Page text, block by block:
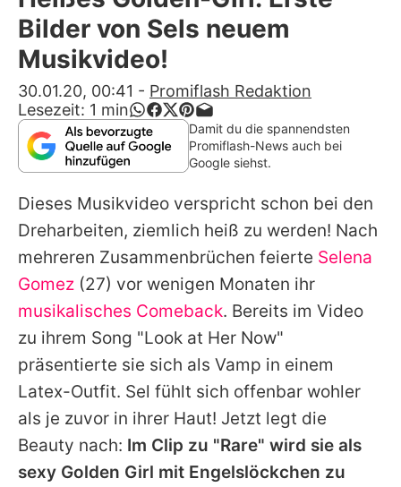
Alle Themen auf Promiflash
App runterladen
Team
Redaktionelle Richtlinien
Impressum
Datenschutzerklärung
Nutzungsbedingungen
Utiq verwalten
Bilder von Sels neuem
Musikvideo!
30.01.20, 00:41 - Promiflash Redaktion
Lesezeit: 1 min
Damit du die spannendsten
Promiflash-News auch bei
Google siehst.
Dieses Musikvideo verspricht schon bei den
Dreharbeiten, ziemlich heiß zu werden! Nach
mehreren Zusammenbrüchen feierte Selena
Gomez (27) vor wenigen Monaten ihr
musikalisches Comeback. Bereits im Video
zu ihrem Song "Look at Her Now"
präsentierte sie sich als Vamp in einem
Latex-Outfit. Sel fühlt sich offenbar wohler
als je zuvor in ihrer Haut! Jetzt legt die
Beauty nach: Im Clip zu "Rare" wird sie als
sexy Golden Girl mit Engelslöckchen zu